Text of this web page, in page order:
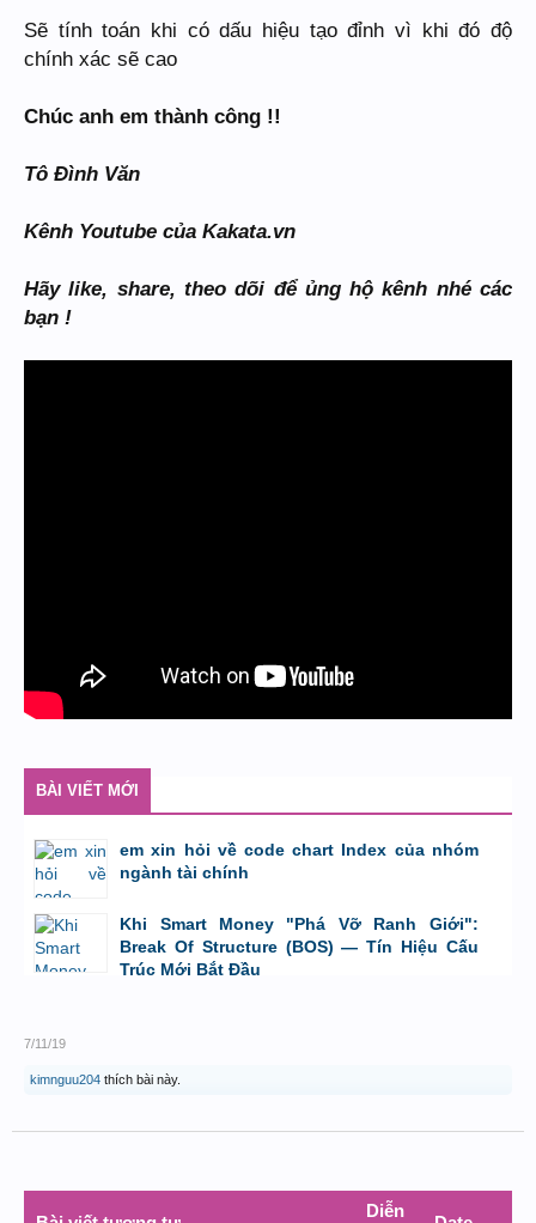
Sẽ tính toán khi có dấu hiệu tạo đỉnh vì khi đó độ
chính xác sẽ cao
Chúc anh em thành công !!
Tô Đình Văn
Kênh Youtube của Kakata.vn
Hãy like, share, theo dõi để ủng hộ kênh nhé các
bạn !
BÀI VIẾT MỚI
em xin hỏi về code chart Index của nhóm
ngành tài chính
bởi GiaBao09052000 ,8/7/26 lúc 10:21
Khi Smart Money "Phá Vỡ Ranh Giới":
Break Of Structure (BOS) — Tín Hiệu Cấu
Trúc Mới Bắt Đầu
7/11/19
kimnguu204 thích bài này.
Diễn